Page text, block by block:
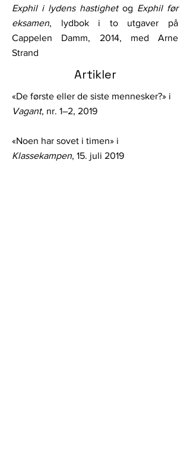
Exphil i lydens hastighetog Exphil før
eksamen, lydbok i to utgaver på
Cappelen Damm, 2014, med Arne
Strand
Artikler
«De første eller de siste mennesker?» i
Vagant, nr. 1–2, 2019
«Noen har sovet i timen» i
Klassekampen, 15. juli 2019